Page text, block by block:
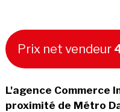
Prix net vendeur
L'agence Commerce
proximité de Métro